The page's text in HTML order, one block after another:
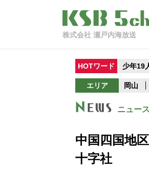
株式会社 瀬戸内海放送
HOTワード 少年19
エリア 岡山
ニュース
中国四国地
十字社